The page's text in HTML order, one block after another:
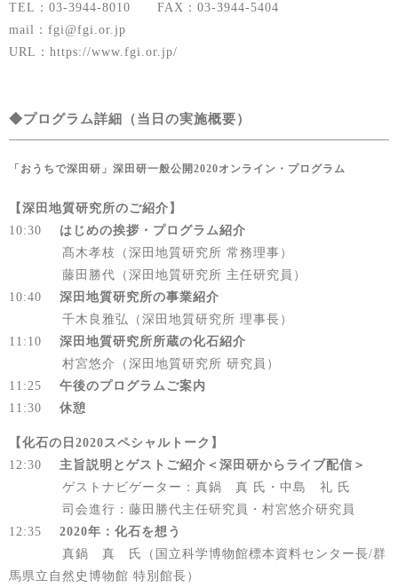
TEL：03-3944-8010 FAX：03-3944-5404
mail：fgi@fgi.or.jp
URL：https://www.fgi.or.jp/
◆プログラム詳細（当日の実施概要）
「おうちで深田研」深田研一般公開2020オンライン・プログラム
【深田地質研究所のご紹介】
10:30 はじめの挨拶・プログラム紹介
髙木孝枝（深田地質研究所 常務理事）
藤田勝代（深田地質研究所 主任研究員）
10:40 深田地質研究所の事業紹介
千木良雅弘（深田地質研究所 理事長）
11:10 深田地質研究所所蔵の化石紹介
村宮悠介（深田地質研究所 研究員）
11:25 午後のプログラムご案内
11:30 休憩
【化石の日2020スペシャルトーク】
12:30 主旨説明とゲストご紹介＜深田研からライブ配信＞
ゲストナビゲーター：真鍋 真 氏・中島 礼 氏
司会進行：藤田勝代主任研究員・村宮悠介研究員
12:35 2020年：化石を想う
真鍋 真 氏（国立科学博物館標本資料センター長/群
馬県立自然史博物館 特別館長）